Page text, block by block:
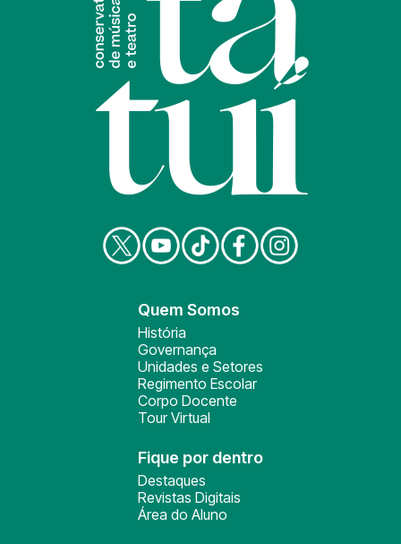
Quem Somos
História
Governança
Unidades e Setores
Regimento Escolar
Corpo Docente
Tour Virtual
Fique por dentro
Destaques
Revistas Digitais
Área do Aluno